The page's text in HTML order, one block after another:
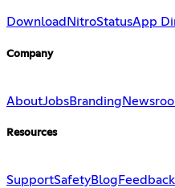
Download NitroStatusApp
Company
AboutJobsBranding
Resources
SupportSafetyBlog Feedback